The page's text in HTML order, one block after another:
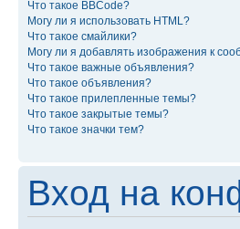
Что такое BBCode?
Могу ли я использовать HTML?
Что такое смайлики?
Могу ли я добавлять изображения к
Что такое важные объявления?
Что такое объявления?
Что такое прилепленные темы?
Что такое закрытые темы?
Что такое значки тем?
Вход на